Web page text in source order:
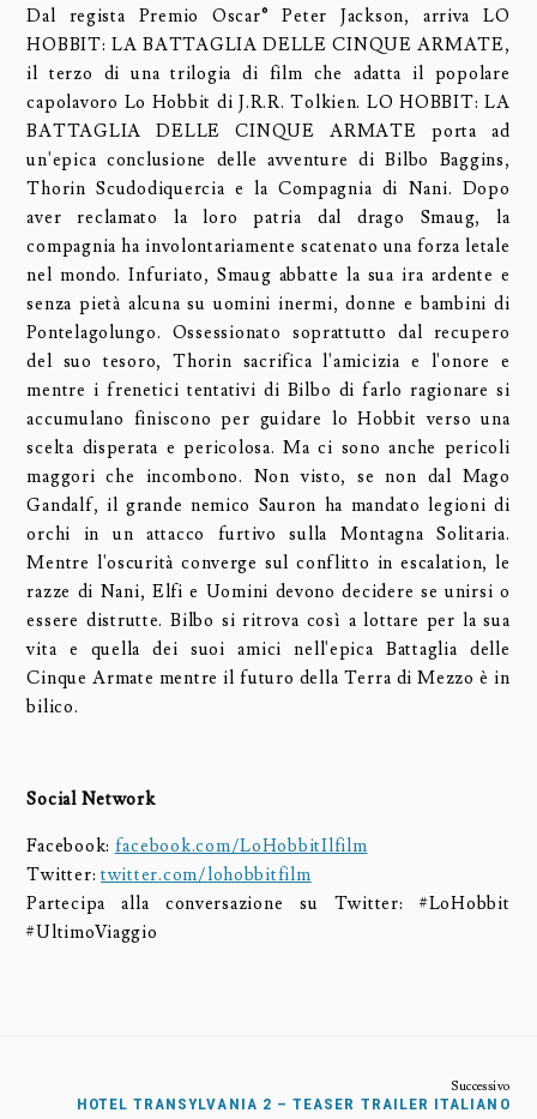
Dal regista Premio Oscar® Peter Jackson, arriva LO
HOBBIT: LA BATTAGLIA DELLE CINQUE ARMATE,
il terzo di una trilogia di film che adatta il popolare
capolavoro Lo Hobbit di J.R.R. Tolkien. LO HOBBIT: LA
BATTAGLIA DELLE CINQUE ARMATE porta ad
un'epica conclusione delle avventure di Bilbo Baggins,
Thorin Scudodiquercia e la Compagnia di Nani. Dopo
aver reclamato la loro patria dal drago Smaug, la
compagnia ha involontariamente scatenato una forza letale
nel mondo. Infuriato, Smaug abbatte la sua ira ardente e
senza pietà alcuna su uomini inermi, donne e bambini di
Pontelagolungo. Ossessionato soprattutto dal recupero
del suo tesoro, Thorin sacrifica l'amicizia e l'onore e
mentre i frenetici tentativi di Bilbo di farlo ragionare si
accumulano finiscono per guidare lo Hobbit verso una
scelta disperata e pericolosa. Ma ci sono anche pericoli
maggori che incombono. Non visto, se non dal Mago
Gandalf, il grande nemico Sauron ha mandato legioni di
orchi in un attacco furtivo sulla Montagna Solitaria.
Mentre l'oscurità converge sul conflitto in escalation, le
razze di Nani, Elfi e Uomini devono decidere se unirsi o
essere distrutte. Bilbo si ritrova così a lottare per la sua
vita e quella dei suoi amici nell'epica Battaglia delle
Cinque Armate mentre il futuro della Terra di Mezzo è in
bilico.
Social Network
Facebook: facebook.com/LoHobbitIlfilm
Twitter:twitter.com/lohobbitfilm
Partecipa alla conversazione su Twitter: #LoHobbit
#UltimoViaggio
HOTEL TRANSYLVANIA 2 – TEASER TRAILER ITALIANO